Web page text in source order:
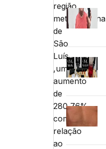
região
metropolitana
de
São
Luís
,um
aumento
de
280,76%
com
relação
ao